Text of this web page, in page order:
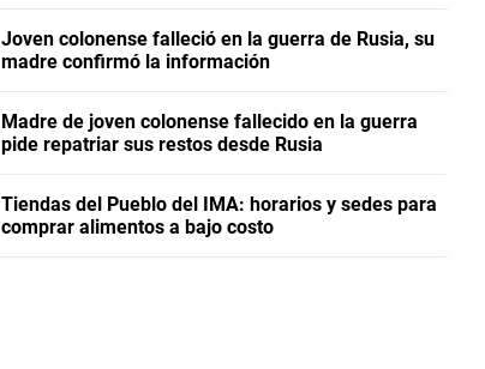
Joven colonense falleció en la guerra de Rusia, su
madre confirmó la información
Madre de joven colonense fallecido en la guerra
pide repatriar sus restos desde Rusia
Tiendas del Pueblo del IMA: horarios y sedes para
comprar alimentos a bajo costo